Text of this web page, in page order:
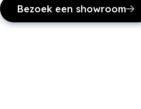
Bezoek een showroom